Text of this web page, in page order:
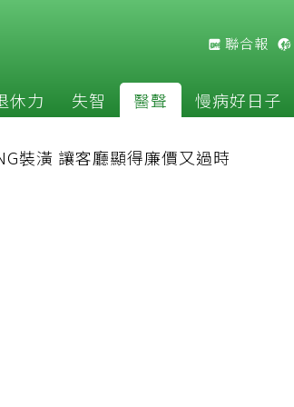
聯合報
休力 失智 醫聲 慢病好日子
裝潢 讓客廳顯得廉價又過時